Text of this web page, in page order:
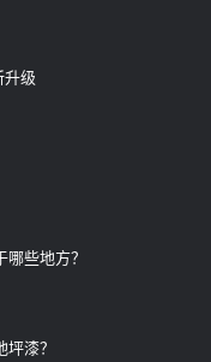
升级
些地方？
漆？